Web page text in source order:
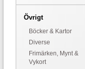
Övrigt
Böcker & Kartor
Diverse
Frimärken, Mynt &
Vykort